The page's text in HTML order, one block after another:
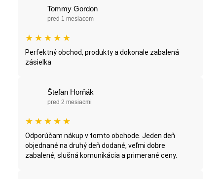
Tommy Gordon
pred 1 mesiacom
★ ★ ★ ★ ★
Perfektný obchod, produkty a dokonale zabalená
zásielka
Štefan Horňák
pred 2 mesiacmi
★ ★ ★ ★ ★
Odporúčam nákup v tomto obchode. Jeden deň
objednané na druhý deň dodané, veľmi dobre
zabalené, slušná komunikácia a primerané ceny.